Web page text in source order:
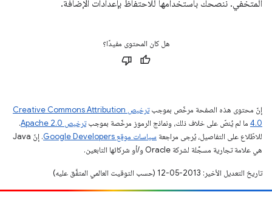
المتخفي. ننصحك باستخدامها للاحتفاظ بإعدادات الإضافة.
هل كان المحتوى مفيدًا؟
إنّ محتوى هذه الصفحة مرخّص بموجب
ترخيص Creative Commons Attribution
4.0‏ ما لم يُنصّ على خلاف ذلك، ونماذج الرموز مرخّصة بموجبترخيص Apache 2.0‏
.
للاطّلاع على التفاصيل، يُرجى مراجعة سياسات موقع Google Developers‏
. إنّ Java
هي علامة تجارية مسجَّلة لشركة Oracle و/أو شركائها التابعين.
تاريخ التعديل الأخير: 2013-05-12 (حسب التوقيت العالمي المتفَّق عليه)